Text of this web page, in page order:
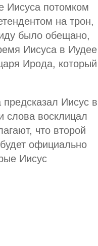
Иисуса потомком
на трон,
было обещано,
Иисуса в Иудее
Ирода, который
Иисус в
слова восклицал
что второй
официально
Иисус